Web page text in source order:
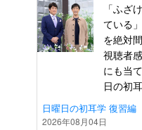
「ふざ
ている
を絶対
視聴者
にも当
日の初耳
日曜日の初耳学 復習編
2026年08月04日